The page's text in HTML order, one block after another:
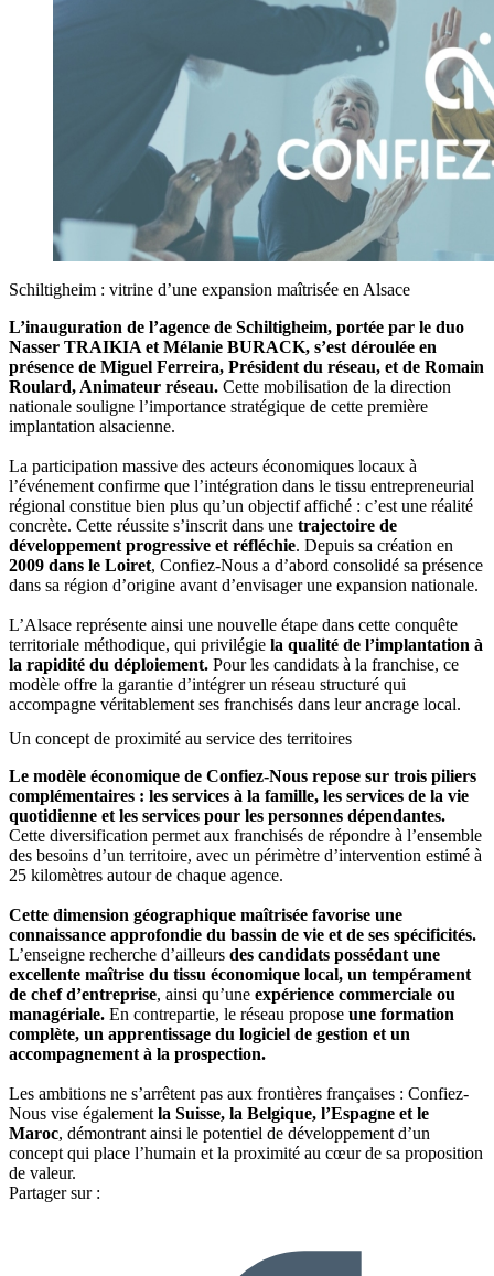
Schiltigheim : vitrine d’une expansion maîtrisée en Alsace
L’inauguration de l’agence de Schiltigheim, portée par le duo
Nasser TRAIKIA et Mélanie BURACK, s’est déroulée en
présence de Miguel Ferreira, Président du réseau, et de Romain
Roulard, Animateur réseau. Cette mobilisation de la direction
nationale souligne l’importance stratégique de cette première
implantation alsacienne.
La participation massive des acteurs économiques locaux à
l’événement confirme que l’intégration dans le tissu entrepreneurial
régional constitue bien plus qu’un objectif affiché : c’est une réalité
concrète. Cette réussite s’inscrit dans une trajectoire de
développement progressive et réfléchie. Depuis sa création en
2009 dans le Loiret, Confiez-Nous a d’abord consolidé sa présence
dans sa région d’origine avant d’envisager une expansion nationale.
L’Alsace représente ainsi une nouvelle étape dans cette conquête
territoriale méthodique, qui privilégie la qualité de l’implantation à
la rapidité du déploiement. Pour les candidats à la franchise, ce
modèle offre la garantie d’intégrer un réseau structuré qui
accompagne véritablement ses franchisés dans leur ancrage local.
Un concept de proximité au service des territoires
Le modèle économique de Confiez-Nous repose sur trois piliers
complémentaires : les services à la famille, les services de la vie
quotidienne et les services pour les personnes dépendantes.
Cette diversification permet aux franchisés de répondre à l’ensemble
des besoins d’un territoire, avec un périmètre d’intervention estimé à
25 kilomètres autour de chaque agence.
Cette dimension géographique maîtrisée favorise une
connaissance approfondie du bassin de vie et de ses spécificités.
L’enseigne recherche d’ailleurs des candidats possédant une
excellente maîtrise du tissu économique local, un tempérament
de chef d’entreprise, ainsi qu’une expérience commerciale ou
managériale. En contrepartie, le réseau propose une formation
complète, un apprentissage du logiciel de gestion et un
accompagnement à la prospection.
Les ambitions ne s’arrêtent pas aux frontières françaises : Confiez-
Nous vise également la Suisse, la Belgique, l’Espagne et le
Maroc, démontrant ainsi le potentiel de développement d’un
concept qui place l’humain et la proximité au cœur de sa proposition
de valeur.
Partager sur :